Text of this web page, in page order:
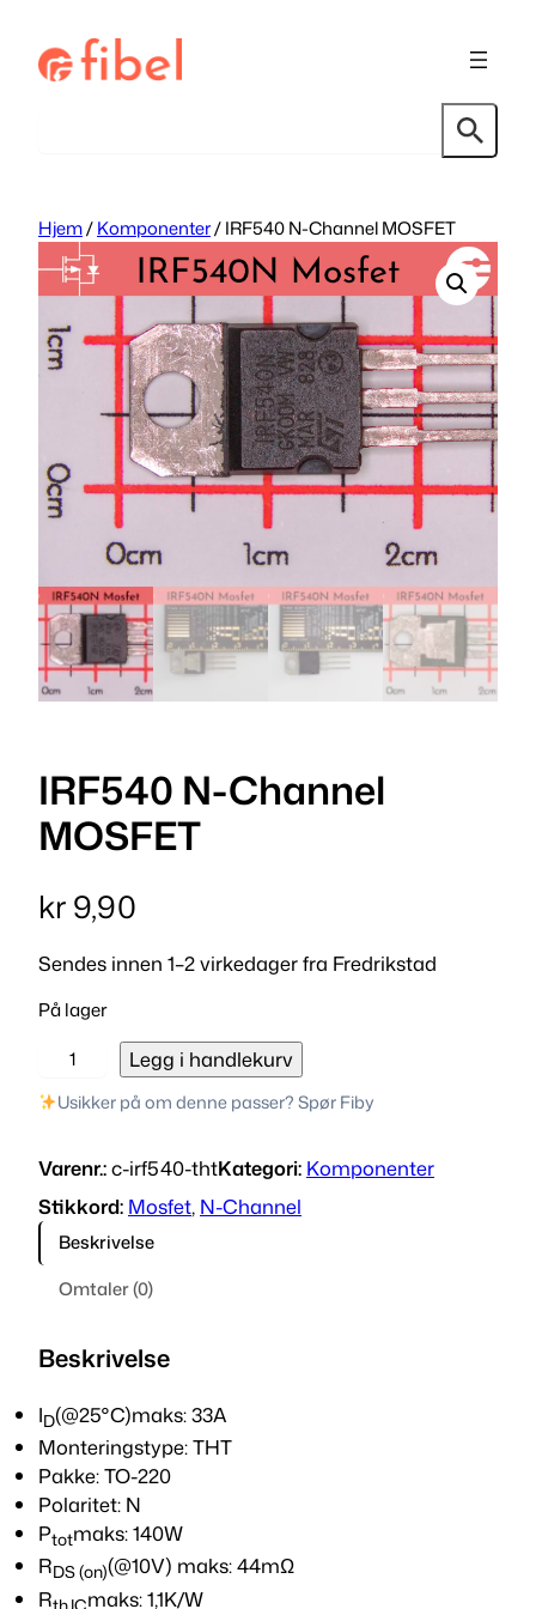
innhold
Hjem/Komponenter/ IRF540 N-Channel MOSFET
IRF540 N-Channel
MOSFET
kr9,90
Sendes innen 1–2 virkedager fra Fredrikstad
På lager
F
4
0
N
-
n
e
l
M
O
S
F
E
Legg i handlekurv
Usikker på om denne passer? Spør Fiby
Varenr.:c-irf540-thtKategori: Komponenter
Stikkord: Mosfet, N-Channel
Beskrivelse
Omtaler (0)
Beskrivelse
ID(@25°C)maks: 33A
Monteringstype: THT
Pakke: TO-220
Polaritet: N
Ptotmaks: 140W
RDS (on)(@10V) maks: 44mΩ
R
maks: 1,1K/W